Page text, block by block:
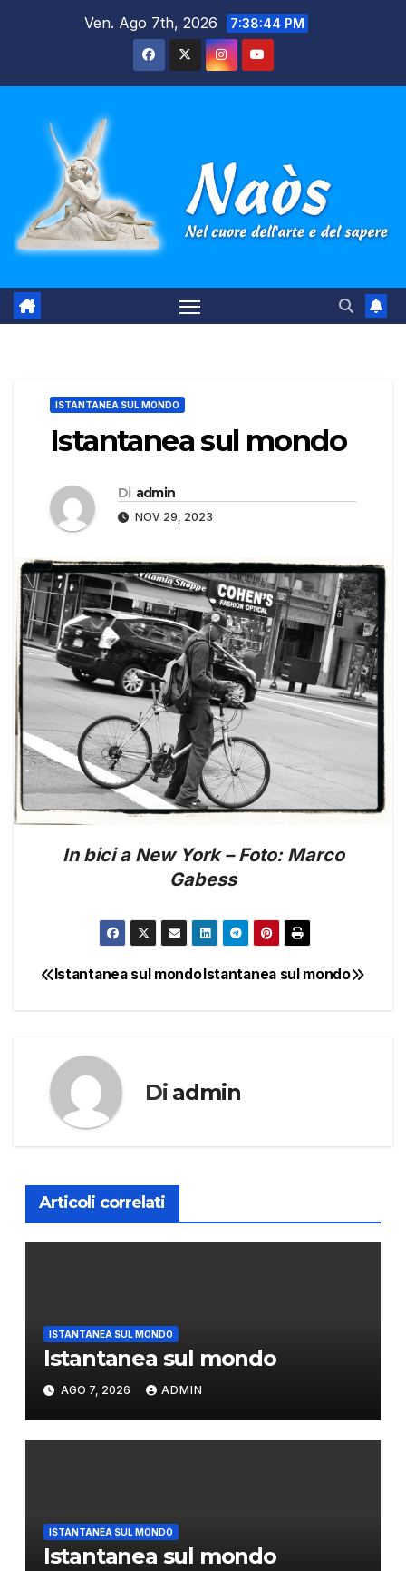
Ven. Ago 7th, 2026 7:38:45 PM
ISTANTANEA SUL MONDO
Istantanea sul mondo
Di admin
NOV 29, 2023
In bici a New York – Foto: Marco
Gabess
NavigazioneIstantanea sul mondo
Istantanea sul mondo
Di admin
Articoli correlati
ISTANTANEA SUL MONDO
Istantanea sul mondo
AGO 7, 2026 ADMIN
ISTANTANEA SUL MONDO
Istantanea sul mondo